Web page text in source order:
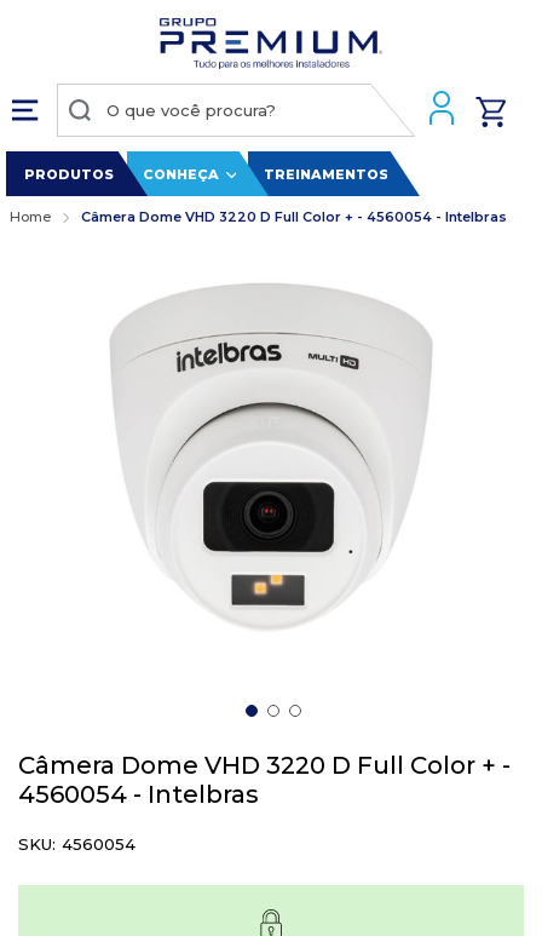
PRODUTOS CONHEÇA TREINAMENTOS
Home Câmera Dome VHD 3220 D Full Color + - 4560054 - Intelbras
para
o
início
da
de
Câmera Dome VHD 3220 D Full Color + -
4560054 - Intelbras
SKU 4560054